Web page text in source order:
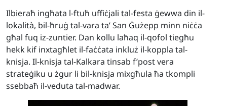
Ilbieraħ ingħata l-ftuħ uffiċjali tal-festa ġewwa din il-
lokalità, bil-ħruġ tal-vara ta’ San Ġużepp minn niċċa
għal fuq iz-zuntier. Dan kollu laħaq il-qofol tiegħu
hekk kif inxtagħlet il-faċċata inkluż il-koppla tal-
knisja. Il-knisja tal-Kalkara tinsab f’post vera
strateġiku u żgur li bil-knisja mixgħula ħa tkompli
ssebbaħ il-veduta tal-madwar.